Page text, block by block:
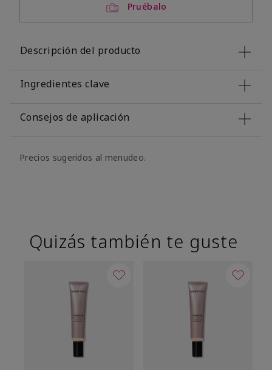
Pruébalo
Descripción del producto
Ingredientes clave
Consejos de aplicación
Precios sugeridos al menudeo.
Quizás también te guste